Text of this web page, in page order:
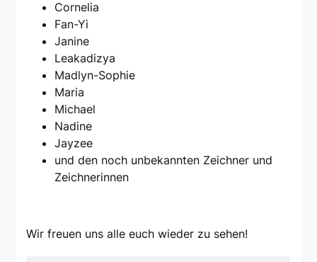
Cornelia
Fan-Yi
Janine
Leakadizya
Madlyn-Sophie
Maria
Michael
Nadine
Jayzee
und den noch unbekannten Zeichner und
Zeichnerinnen
Wir freuen uns alle euch wieder zu sehen!